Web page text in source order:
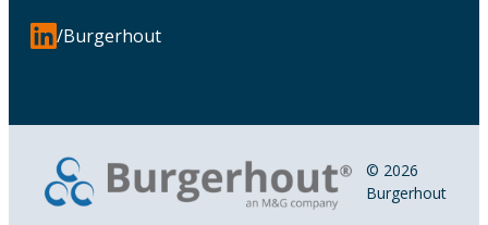
/Burgerhout
© 2026
Burgerhout